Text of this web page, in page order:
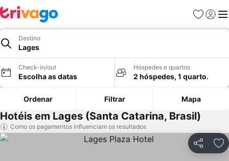
Favoritos
Iniciar
Destino
Lages
Check-in/out
Escolha as datas
Hóspedes e quartos
2 hóspedes, 1 quarto.
Ordenar Filtrar Mapa
Hotéis em Lages (Santa Catarina, Brasil)
Como os pagamentos influenciam os resultados
Partilhar